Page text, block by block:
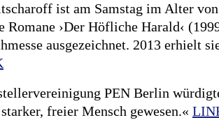
ist am Samstag im Alter
›Der Höfliche Harald‹
ausgezeichnet. 2013
PEN Berlin
freier Mensch gewesen.«